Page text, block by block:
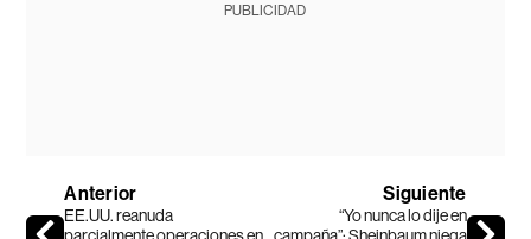
PUBLICIDAD
Anterior
EE.UU. reanuda
parcialmente operaciones en
Siguiente
“Yo nunca lo dije en
campaña”: Sheinbaum niega